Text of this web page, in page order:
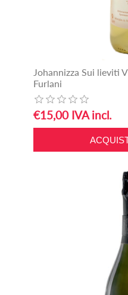
Johannizza Sui lieviti
Furlani
€15,00 IVA incl.